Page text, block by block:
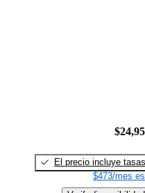
El precio incluye tasas
$473/mes